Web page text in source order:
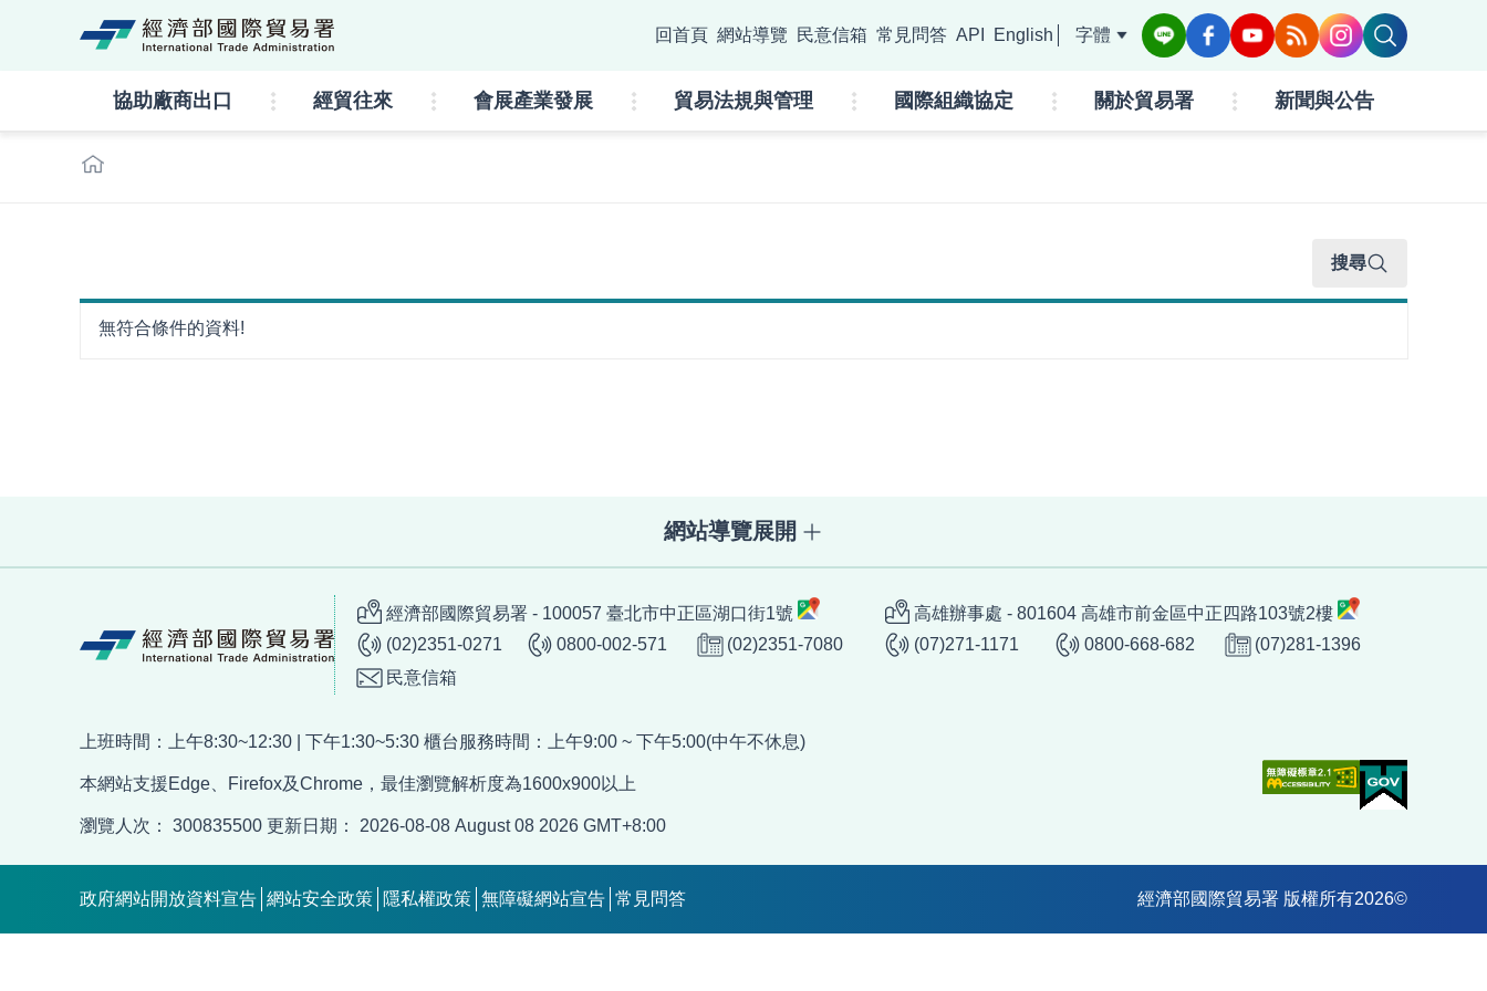
:::
回首頁 網站導覽 民意信箱 常見問答 API English 字體
協助廠商出口 經貿往來 會展產業發展 貿易法規與管理 國際組織協定 關於貿易署 新聞與公告
:::
搜尋
無符合條件的資料!
網站導覽展開
經濟部國際貿易署 - 100057 臺北市中正區湖口街1號
(02)2351-0271
0800-002-571
(02)2351-7080
民意信箱
高雄辦事處 - 801604 高雄市前金區中正四路103號2樓
(07)271-1171
0800-668-682 (07)281-1396
上班時間：上午8:30~12:30 | 下午1:30~5:30 櫃台服務時間：上午9:00 ~ 下午5:00(中午不休息)
本網站支援Edge、Firefox及Chrome，最佳瀏覽解析度為1600x900以上
瀏覽人次： 300835500 更新日期： 2026-08-08 August 08 2026 GMT+8:00
政府網站開放資料宣告 網站安全政策 隱私權政策 無障礙網站宣告 常見問答 經濟部國際貿易署 版權所有2026©